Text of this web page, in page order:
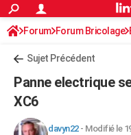
ACTUALITÉS
Politique
Société
Faits Divers
Education
Monde
Villes
+
Programme TV
TNTStreaming
Cinéma
Sorties cinéma
Musique
+FINANCE
Retraite
Impôts
Epargne
Immobilier
Risques naturels par ville
Banque
Assurance
Crédit
AUTO
Forum Forum Bricolage
Sujet Précédent
Panne electrique
XC6
davyn22- Modifié le